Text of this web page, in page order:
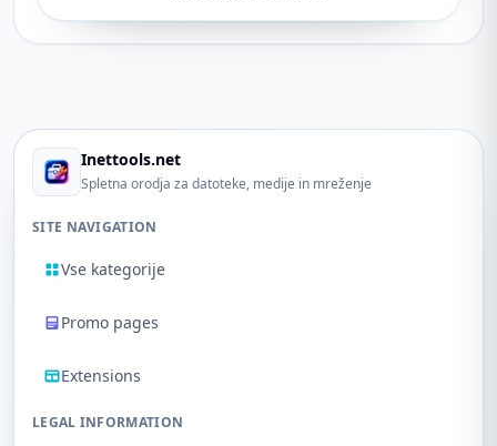
Inettools.net
Spletna orodja za datoteke, medije in mreženje
SITE NAVIGATION
Vse kategorije
Promo pages
Extensions
LEGAL INFORMATION